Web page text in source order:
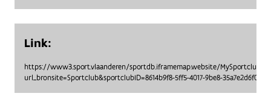
Link:
https://www3.sport.vlaanderen/sportdb.iframemap.website/
url_bronsite=Sportclub&sportclubID=8614b9f8-5ff5-4017-9be8-